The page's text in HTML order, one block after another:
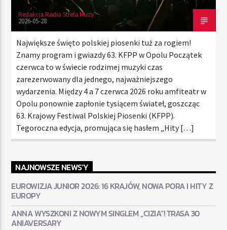
Radio Strefa Muzy
Redakcja Radia Strefa Muzy
2026-05-28
Największe święto polskiej piosenki tuż za rogiem!
Znamy program i gwiazdy 63. KFPP w Opolu Początek
czerwca to w świecie rodzimej muzyki czas
zarezerwowany dla jednego, najważniejszego
wydarzenia. Między 4 a 7 czerwca 2026 roku amfiteatr w
Opolu ponownie zapłonie tysiącem świateł, goszcząc
63. Krajowy Festiwal Polskiej Piosenki (KFPP).
Tegoroczna edycja, promująca się hasłem „Hity […]
NAJNOWSZE NEWS'Y
EUROWIZJA JUNIOR 2026: 16 KRAJÓW, NOWA PORA I HITY Z
EUROPY
ANNA WYSZKONI Z NOWYM SINGLEM „CIZIA”! TRASA 30
ANIAVERSARY